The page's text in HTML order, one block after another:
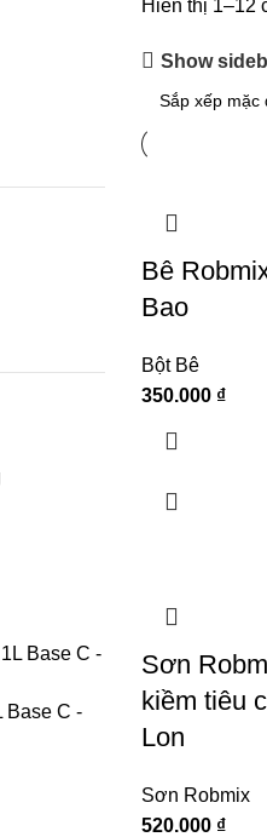
Base C -
Hiển thị 1–12
Show
Bê
Bao
Bột Bê
350.000 ₫
Sơn
kiềm tiêu
Lon
Sơn Robmix
520.000 ₫